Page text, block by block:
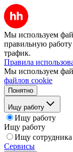
Мы используем
правильную работу
трафик.
Правила
Мы используем
файлов cookie
Понятно
Ищу работу
Ищу работу
Ищу работу
Ищу сотрудника
Сервисы